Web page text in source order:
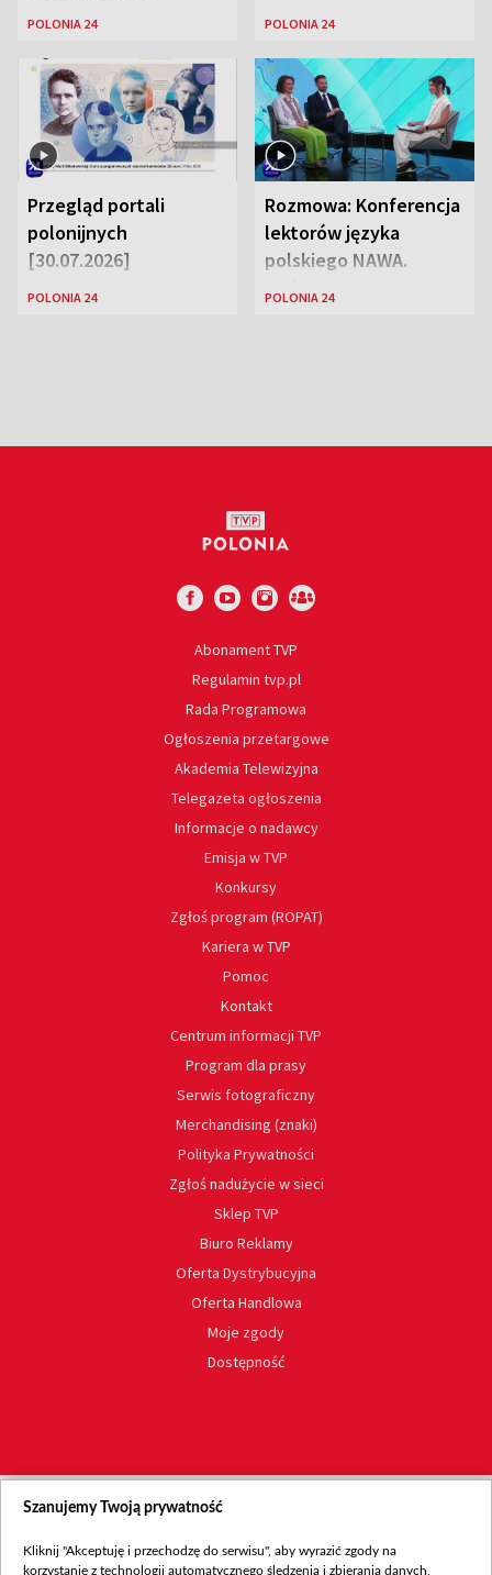
POLONIA 24 POLONIA 24
Przegląd portali
polonijnych
[30.07.2026]
POLONIA 24
Rozmowa: Konferencja
lektorów języka
polskiego NAWA.
Goście: dr Wojciech
POLONIA 24
Abonament TVP
Regulamin tvp.pl
Rada Programowa
Ogłoszenia przetargowe
Akademia Telewizyjna
Telegazeta ogłoszenia
Informacje o nadawcy
Emisja w TVP
Konkursy
Zgłoś program (ROPAT)
Kariera w TVP
Pomoc
Kontakt
Centrum informacji TVP
Program dla prasy
Serwis fotograficzny
Merchandising (znaki)
Polityka Prywatności
Zgłoś nadużycie w sieci
Sklep TVP
Biuro Reklamy
Oferta Dystrybucyjna
Oferta Handlowa
Moje zgody
Dostępność
Szanujemy Twoją prywatność
Kliknij "Akceptuję i przechodzę do serwisu", aby wyrazić zgody na
korzystanie z technologii automatycznego śledzenia i zbierania danych,